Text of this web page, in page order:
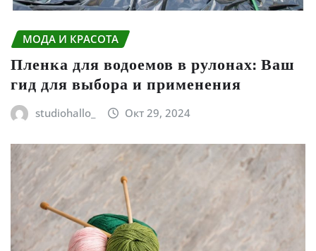
МОДА И КРАСОТА
Пленка для водоемов в рулонах: Ваш
гид для выбора и применения
studiohallo_ Окт 29, 2024